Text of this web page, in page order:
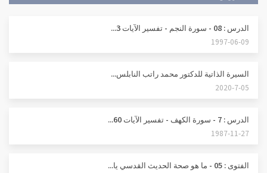
الدرس : 08 - سورة النجم - تفسير الآيات 3...
1997-06-09
السيرة الذاتية للدكتور محمد راتب النابلس...
2020-7-05
الدرس : 7 - سورة الكهف - تفسير الآيات 60...
1987-11-27
الفتوى : 05 - ما هو صحة الحديث القدسي يا...